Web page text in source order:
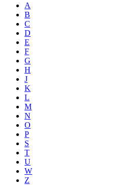
A
B
C
D
E
F
G
H
J
K
L
M
N
O
P
S
T
U
W
Z